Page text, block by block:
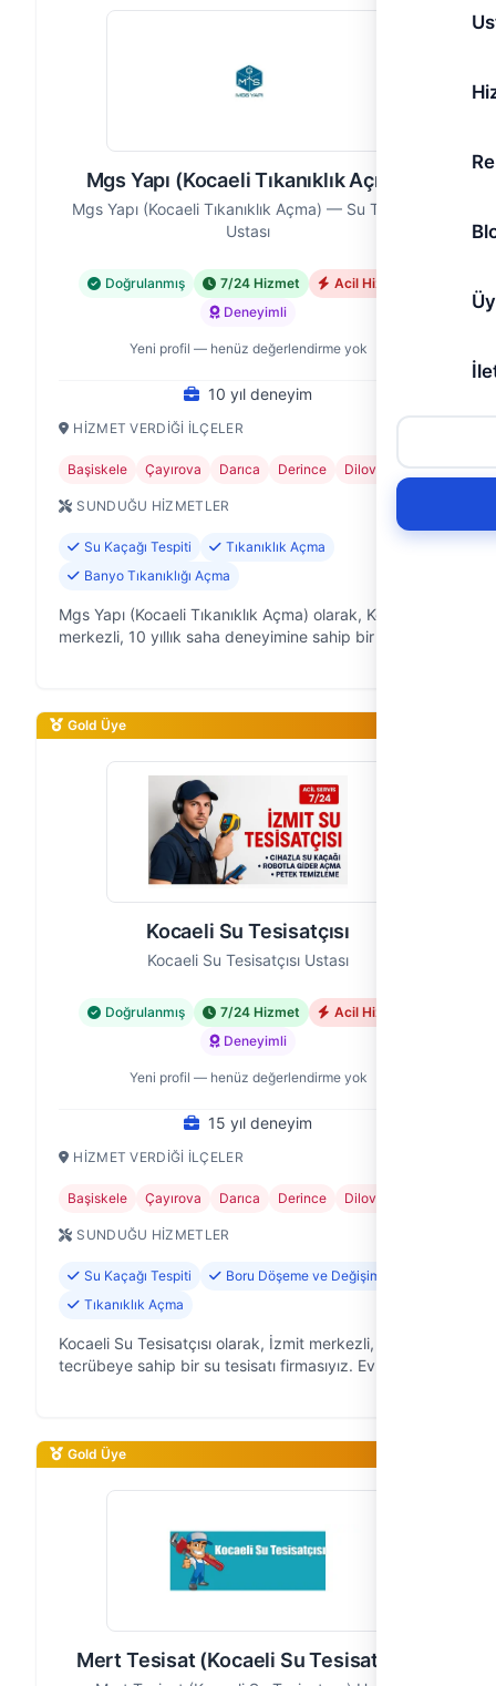
Mgs Yapı (Kocaeli Tıkanıklık Açma)
Mgs Yapı (Kocaeli Tıkanıklık Açma) — Su Tesisatı
Ustası
Doğrulanmış 7/24 Hizmet
Acil Hizmet
Deneyimli
Yeni profil — henüz değerlendirme yok
10 yıl deneyim
HIZMET VERDIĞI İLÇELER
Başiskele Çayırova Darıca Derince Dilovası +5
SUNDUĞU HIZMETLER
Su Kaçağı Tespiti
Tıkanıklık Açma
Banyo Tıkanıklığı Açma
Mgs Yapı (Kocaeli Tıkanıklık Açma) olarak, Kocaeli
merkezli, 10 yıllık saha deneyimine sahip bir su
Gold Üye
Kocaeli Su Tesisatçısı
Kocaeli Su Tesisatçısı Ustası
Doğrulanmış 7/24 Hizmet
Acil Hizmet
Deneyimli
Yeni profil — henüz değerlendirme yok
15 yıl deneyim
HIZMET VERDIĞI İLÇELER
Başiskele Çayırova Darıca Derince Dilovası
SUNDUĞU HIZMETLER
Su Kaçağı Tespiti
Boru Döşeme ve Değişimi
Tıkanıklık Açma
Kocaeli Su Tesisatçısı olarak, İzmit merkezli, 15 yıllık
tecrübeye sahip bir su tesisatı firmasıyız. Evlerde,
Gold Üye
Mert Tesisat (Kocaeli Su Tesisatçısı)